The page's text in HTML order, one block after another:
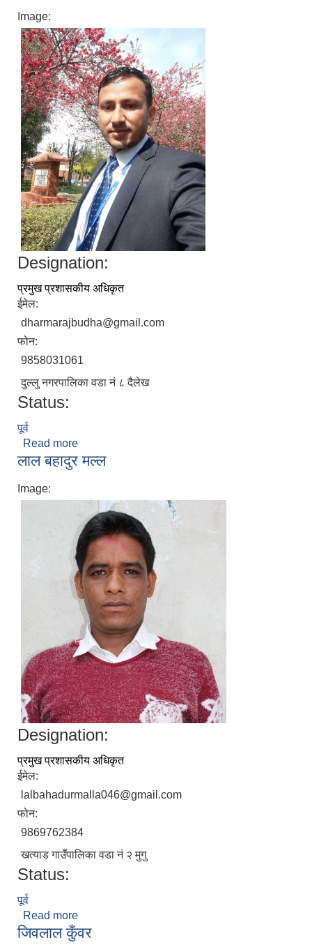
Image:
Designation:
प्रमुख प्रशासकीय अधिकृत
ईमेल:
dharmarajbudha@gmail.com
फोन:
9858031061
दुल्लु नगरपालिका वडा न‌ं ८ दैलेख
Status:
पूर्व
Read more
लाल बहादुर मल्ल
Image:
Designation:
प्रमुख प्रशासकीय अधिकृत
ईमेल:
lalbahadurmalla046@gmail.com
फोन:
9869762384
खत्याड गाउँपालिका वडा नं २ मुगु
Status:
पूर्व
Read more
जिवलाल कुँवर